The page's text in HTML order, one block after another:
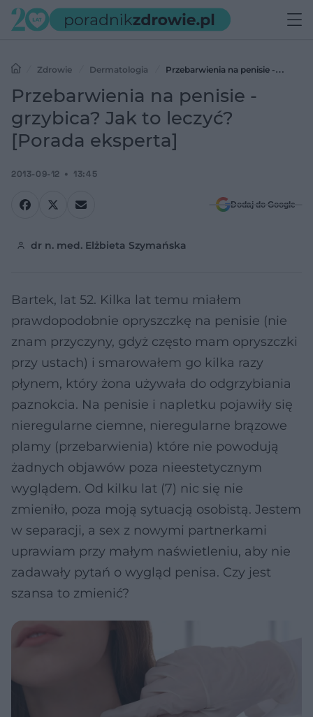
Zdrowie Dermatologia
Przebarwienia na penisie -
grzybica? Jak to leczyć? [Porada eksperta]
Przebarwienia na penisie -
grzybica? Jak to leczyć?
[Porada eksperta]
2013-09-12 13:45
Dodaj do Google
dr n. med. Elżbieta Szymańska
Bartek, lat 52. Kilka lat temu miałem
prawdopodobnie opryszczkę na penisie (nie
znam przyczyny, gdyż często mam opryszczki
przy ustach) i smarowałem go kilka razy
płynem, który żona używała do odgrzybiania
paznokcia. Na penisie i napletku pojawiły się
nieregularne ciemne, nieregularne brązowe
plamy (przebarwienia) które nie powodują
żadnych objawów poza nieestetycznym
wyglądem. Od kilku lat (7) nic się nie
zmieniło, poza moją sytuacją osobistą. Jestem
w separacji, a sex z nowymi partnerkami
uprawiam przy małym naświetleniu, aby nie
zadawały pytań o wygląd penisa. Czy jest
szansa to zmienić?